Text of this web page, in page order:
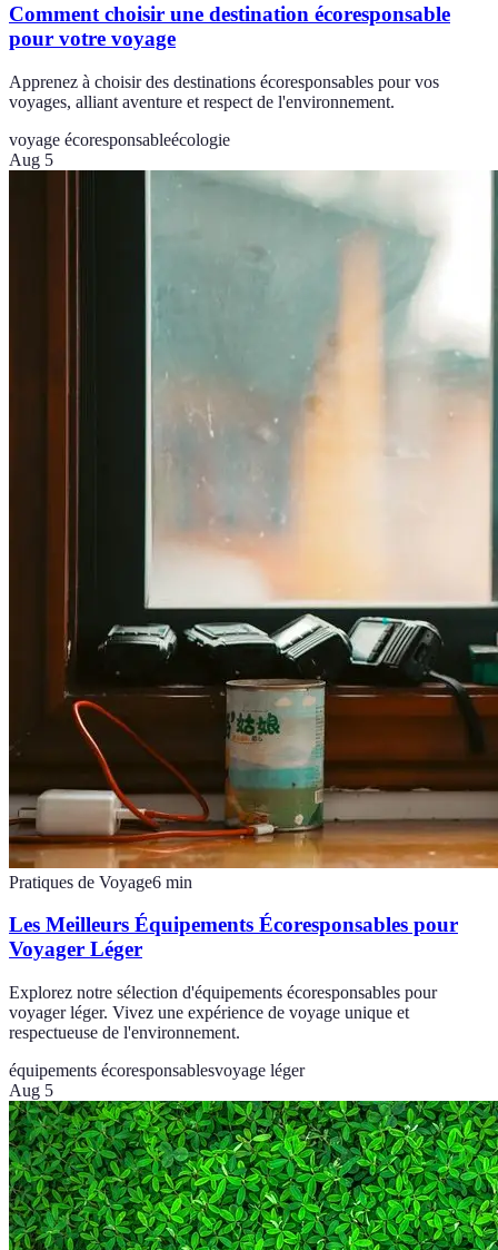
Comment choisir une destination écoresponsable
pour votre voyage
Apprenez à choisir des destinations écoresponsables pour vos
voyages, alliant aventure et respect de l'environnement.
voyage écoresponsableécologie
Aug 5
Pratiques de Voyage6 min
Les Meilleurs Équipements Écoresponsables pour
Voyager Léger
Explorez notre sélection d'équipements écoresponsables pour
voyager léger. Vivez une expérience de voyage unique et
respectueuse de l'environnement.
équipements écoresponsablesvoyage léger
Aug 5